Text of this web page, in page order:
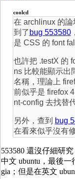
coolcd
在 archlinux 的論
到了 bug 553580
是 CSS 的 font
也許把 .testX 的
ns 比較能顯示出
名稱，理論上
前似乎是 firefox
nt-config 去找替
另外，查到 bug
在看來似乎沒有修
553580 還沒仔細研
中文 ubuntu，最後一
gia；但是在英文